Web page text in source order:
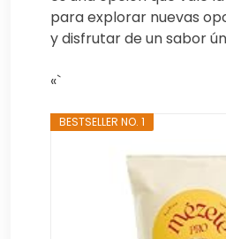
para explorar nuevas
y disfrutar de un sabor
«`
BESTSELLER NO. 1